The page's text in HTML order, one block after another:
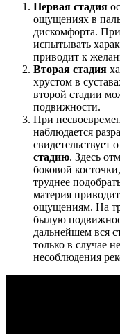
Первая стадия
ощущениях в
дискомфорта.
испытывать
приводит к
Вторая стадия
хрустом в
второй стадии
подвижности.
При
наблюдается
свидетельствует
стадию. Здесь
боковой
труднее
материя
ощущениям. На
былую
дальнейшем вся
только в случае
несоблюдения